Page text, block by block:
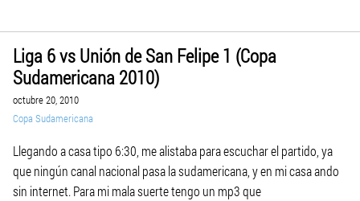
Liga 6 vs Unión de San Felipe 1 (Copa
Sudamericana 2010)
octubre 20, 2010
Copa Sudamericana
Llegando a casa tipo 6:30, me alistaba para escuchar el partido, ya
que ningún canal nacional pasa la sudamericana, y en mi casa ando
sin internet. Para mi mala suerte tengo un mp3 que